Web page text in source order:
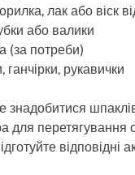
лак або віск
або валики
(за потреби)
ганчірки, рукавички
для
відповідні